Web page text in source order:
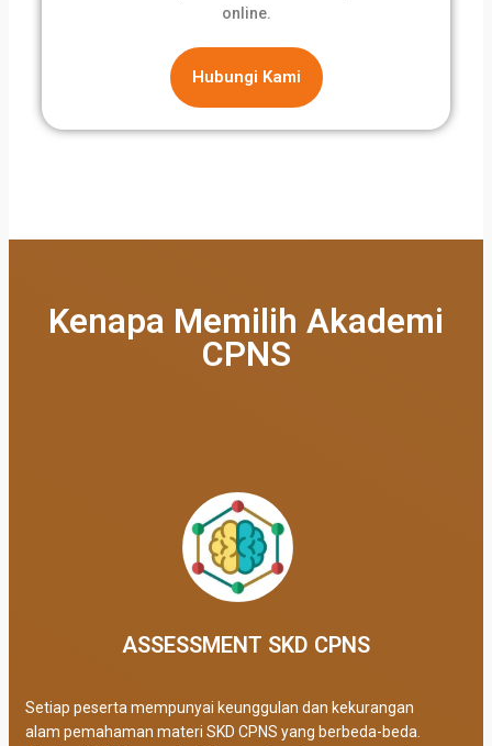
online.
Hubungi Kami
Kenapa Memilih Akademi
CPNS
ASSESSMENT SKD CPNS
Setiap peserta mempunyai keunggulan dan kekurangan
alam pemahaman materi SKD CPNS yang berbeda-beda.